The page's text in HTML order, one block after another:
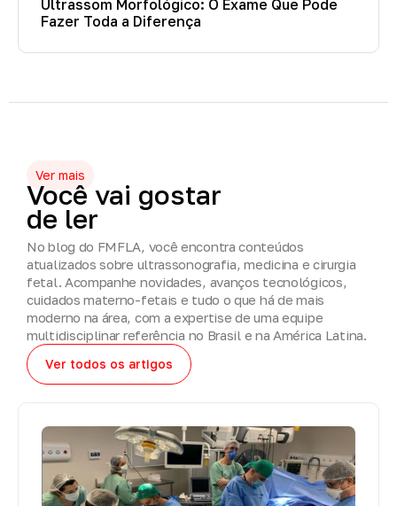
Ultrassom Morfológico: O Exame Que Pode
Fazer Toda a Diferença
Ver mais
Você vai gostar
de ler
No blog do FMFLA, você encontra conteúdos
atualizados sobre ultrassonografia, medicina e cirurgia
fetal. Acompanhe novidades, avanços tecnológicos,
cuidados materno-fetais e tudo o que há de mais
moderno na área, com a expertise de uma equipe
multidisciplinar referência no Brasil e na América Latina.
Ver todos os artigos